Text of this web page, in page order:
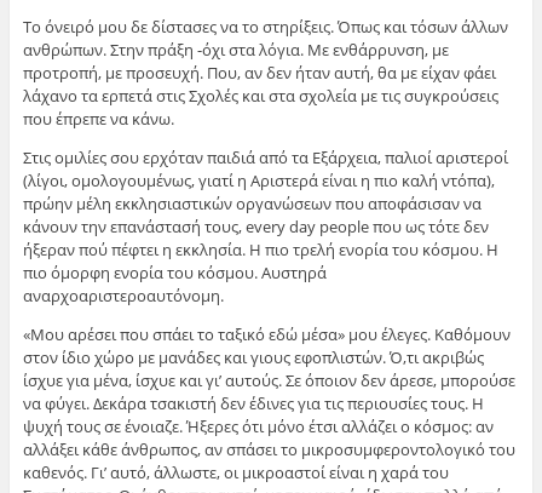
Το όνειρό μου δε δίστασες να το στηρίξεις. Όπως και τόσων άλλων
ανθρώπων. Στην πράξη -όχι στα λόγια. Με ενθάρρυνση, με
προτροπή, με προσευχή. Που, αν δεν ήταν αυτή, θα με είχαν φάει
λάχανο τα ερπετά στις Σχολές και στα σχολεία με τις συγκρούσεις
που έπρεπε να κάνω.
Στις ομιλίες σου ερχόταν παιδιά από τα Εξάρχεια, παλιοί αριστεροί
(λίγοι, ομολογουμένως, γιατί η Αριστερά είναι η πιο καλή ντόπα),
πρώην μέλη εκκλησιαστικών οργανώσεων που αποφάσισαν να
κάνουν την επανάστασή τους, every day people που ως τότε δεν
ήξεραν πού πέφτει η εκκλησία. Η πιο τρελή ενορία του κόσμου. Η
πιο όμορφη ενορία του κόσμου. Αυστηρά
αναρχοαριστεροαυτόνομη.
«Μου αρέσει που σπάει το ταξικό εδώ μέσα» μου έλεγες. Καθόμουν
στον ίδιο χώρο με μανάδες και γιους εφοπλιστών. Ό,τι ακριβώς
ίσχυε για μένα, ίσχυε και γι’ αυτούς. Σε όποιον δεν άρεσε, μπορούσε
να φύγει. Δεκάρα τσακιστή δεν έδινες για τις περιουσίες τους. Η
ψυχή τους σε ένοιαζε. Ήξερες ότι μόνο έτσι αλλάζει ο κόσμος: αν
αλλάξει κάθε άνθρωπος, αν σπάσει το μικροσυμφεροντολογικό του
καθενός. Γι’ αυτό, άλλωστε, οι μικροαστοί είναι η χαρά του